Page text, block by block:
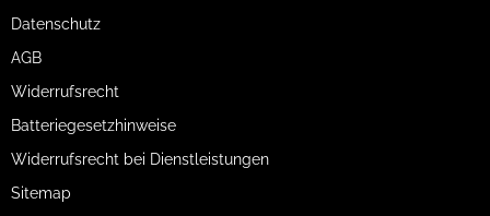
Datenschutz
AGB
Widerrufsrecht
Batteriegesetzhinweise
Widerrufsrecht bei Dienstleistungen
Sitemap